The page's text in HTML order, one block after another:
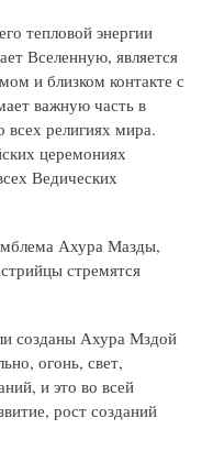
тепловой энергии
Вселенную, является
и близком контакте с
важную часть в
всех религиях мира.
церемониях
Ведических
Ахура Мазды,
стремятся
созданы Ахура Мздой
огонь, свет,
и это во всей
рост созданий